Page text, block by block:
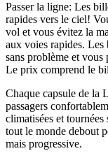
Passer la ligne: Les
rapides vers le ciel!
vol et vous évitez la
aux voies rapides. Les
sans problème et
Le prix comprend le
Chaque capsule de la
passagers
climatisées et
tout le monde debout
mais progressive.